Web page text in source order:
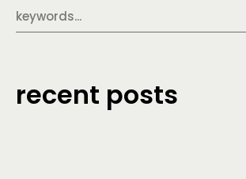
recent posts